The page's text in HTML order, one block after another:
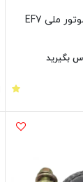
اویل پمپ سمند دنا-موتور ملی EF7
بگیرید